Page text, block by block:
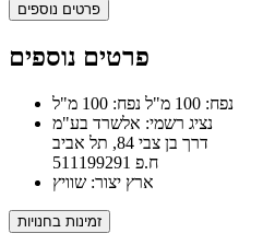
פרטים נוספים
פרטים נוספים
נפח: 100 מ"ל נפח: 100 מ"ל
נציג רשמי: אלשרד בע"מ
דרך בן צבי 84, תל אביב
ח.פ 511199291
ארץ יצור: שוויץ
זמינות בחנויות